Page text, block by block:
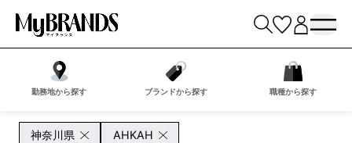
勤務地から探す ブランドから探す 職種から探す
神奈川県 AHKAH